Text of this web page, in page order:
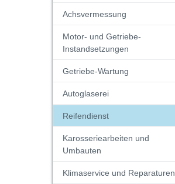
Achsvermessung
Motor- und Getriebe-
Instandsetzungen
Getriebe-Wartung
Autoglaserei
Reifendienst
Karosseriearbeiten und
Umbauten
Klimaservice und Reparaturen